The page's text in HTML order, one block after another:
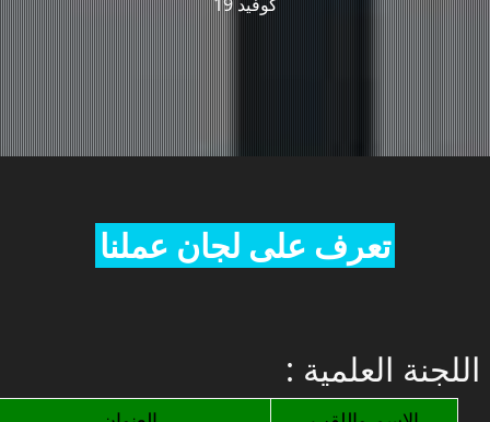
تعرف على لجان عملنا
: اللجنة العلمية